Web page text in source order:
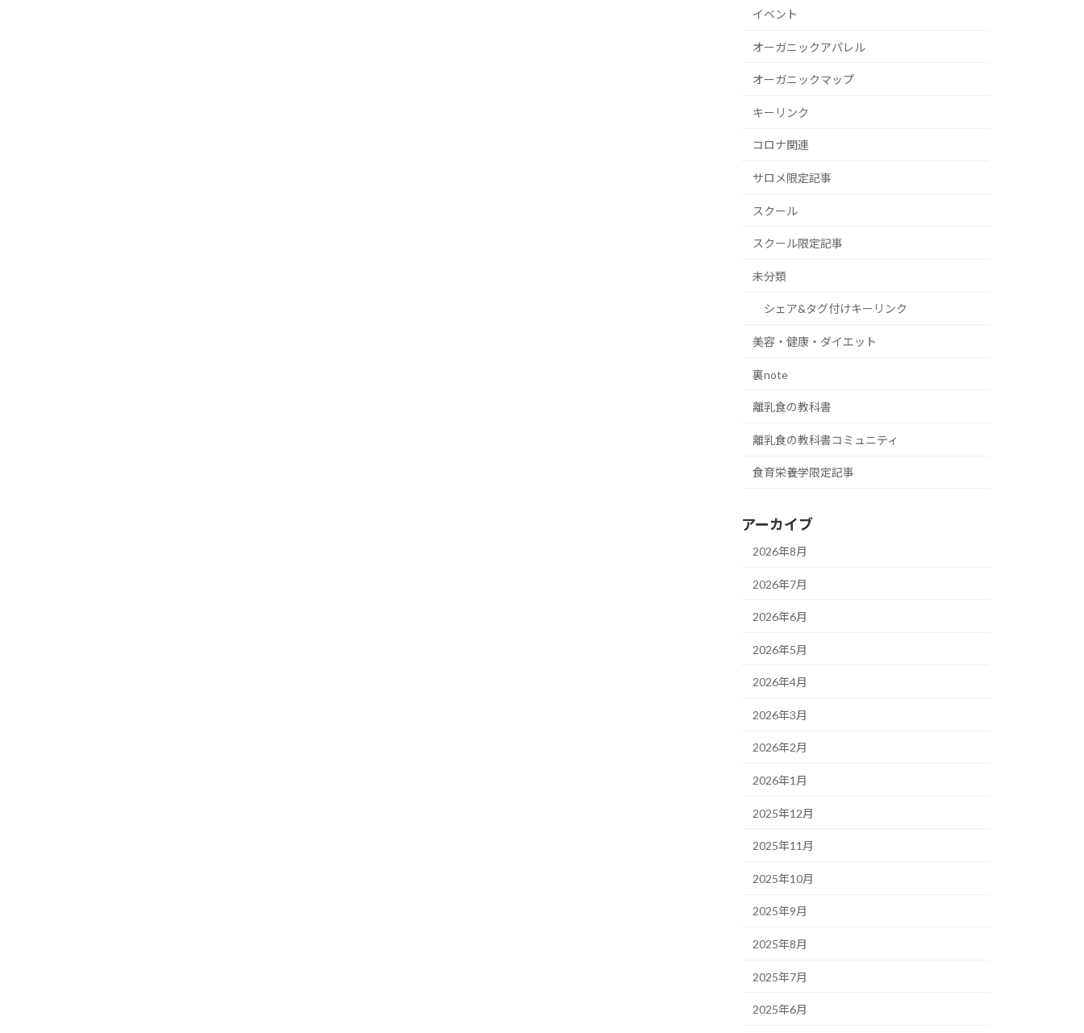
イベント
オーガニックアパレル
オーガニックマップ
キーリンク
コロナ関連
サロメ限定記事
スクール
スクール限定記事
未分類
シェア&タグ付けキーリンク
美容・健康・ダイエット
裏note
離乳食の教科書
離乳食の教科書コミュニティ
食育栄養学限定記事
アーカイブ
2026年8月
2026年7月
2026年6月
2026年5月
2026年4月
2026年3月
2026年2月
2026年1月
2025年12月
2025年11月
2025年10月
2025年9月
2025年8月
2025年7月
2025年6月